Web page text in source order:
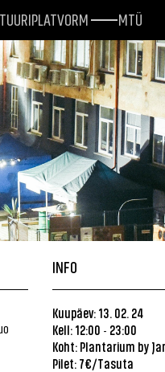
MTÜ
INFO
Kuupäev: 13. 02. 24
Kell: 12:00 - 23:00
Koht: Plantarium by
Pilet: 7€/Tasuta